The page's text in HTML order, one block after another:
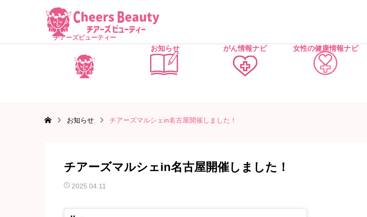
チアーズビューティー
お知らせ がん情報ナビ 女性の健康情報ナビ
お知らせ チアーズマルシェin名古屋開催しました！
チアーズマルシェin名古屋開催しました！
2025.04.11